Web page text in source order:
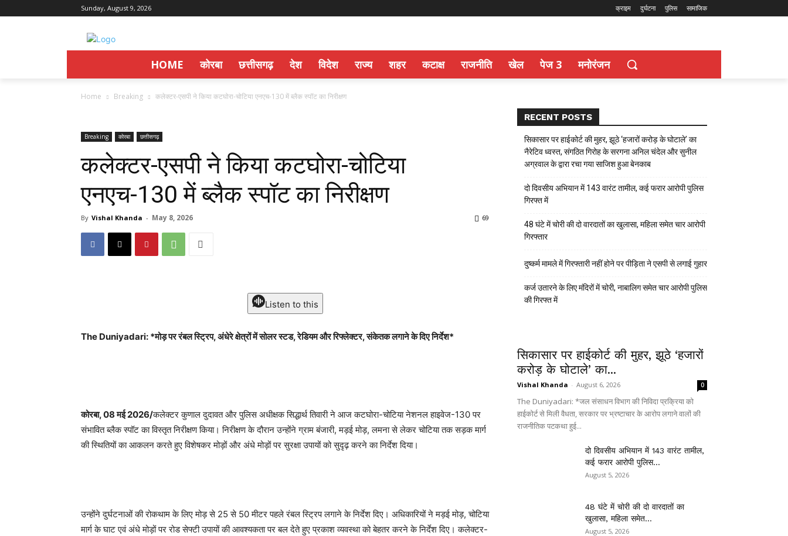
Sunday, August 9, 2026 क्राइम दुर्घटना पुलिस सामाजिक
HOME कोरबा छत्तीसगढ़ देश विदेश राज्य शहर कटाक्ष राजनीति खेल पेज 3 मनोरंजन
Home Breaking कलेक्टर-एसपी ने किया कटघोरा-चोटिया एनएच-130 में ब्लैक स्पॉट का निरीक्षण
Breaking कोरबा छत्तीसगढ़
कलेक्टर-एसपी ने किया कटघोरा-चोटिया
एनएच-130 में ब्लैक स्पॉट का निरीक्षण
By Vishal Khanda - May 8, 2026 69
Listen to this
The Duniyadari: *मोड़ पर रंबल स्ट्रिप, अंधेरे क्षेत्रों में सोलर स्टड, रेडियम और रिफ्लेक्टर, संकेतक लगाने के दिए निर्देश*
कोरबा, 08 मई 2026/कलेक्टर कुणाल दुदावत और पुलिस अधीक्षक सिद्धार्थ तिवारी ने आज कटघोरा-चोटिया नेशनल हाइवेज-130 पर
संभावित ब्लैक स्पॉट का विस्तृत निरीक्षण किया। निरीक्षण के दौरान उन्होंने ग्राम बंजारी, मड़ई मोड़, लमना से लेकर चोटिया तक सड़क मार्ग
की स्थितियों का आकलन करते हुए विशेषकर मोड़ों और अंधे मोड़ों पर सुरक्षा उपायों को सुदृढ़ करने का निर्देश दिया।
उन्होंने दुर्घटनाओं की रोकथाम के लिए मोड़ से 25 से 50 मीटर पहले रंबल स्ट्रिप लगाने के निर्देश दिए। अधिकारियों ने मड़ई मोड़, चोटिया
मार्ग के घाट एवं अंधे मोड़ों पर रोड सेफ्टी उपायों की आवश्यकता पर बल देते हुए प्रकाश व्यवस्था को बेहतर करने के निर्देश दिए। कलेक्टर-
RECENT POSTS
सिकासार पर हाईकोर्ट की मुहर, झूठे ‘हजारों करोड़ के घोटाले’ का
नैरेटिव ध्वस्त, संगठित गिरोह के सरगना अनिल चंदेल और सुनील
अग्रवाल के द्वारा रचा गया साजिश हुआ बेनकाब
दो दिवसीय अभियान में 143 वारंट तामील, कई फरार आरोपी पुलिस
गिरफ्त में
48 घंटे में चोरी की दो वारदातों का खुलासा, महिला समेत चार आरोपी
गिरफ्तार
दुष्कर्म मामले में गिरफ्तारी नहीं होने पर पीड़िता ने एसपी से लगाई गुहार
कर्ज उतारने के लिए मंदिरों में चोरी, नाबालिग समेत चार आरोपी पुलिस
की गिरफ्त में
सिकासार पर हाईकोर्ट की मुहर, झूठे ‘हजारों
करोड़ के घोटाले’ का...
Vishal Khanda - August 6, 2026 0
The Duniyadari: *जल संसाधन विभाग की निविदा प्रक्रिया को
हाईकोर्ट से मिली वैधता, सरकार पर भ्रष्टाचार के आरोप लगाने वालों की
राजनीतिक पटकथा हुई...
दो दिवसीय अभियान में 143 वारंट तामील,
कई फरार आरोपी पुलिस...
August 5, 2026
48 घंटे में चोरी की दो वारदातों का
खुलासा, महिला समेत...
August 5, 2026